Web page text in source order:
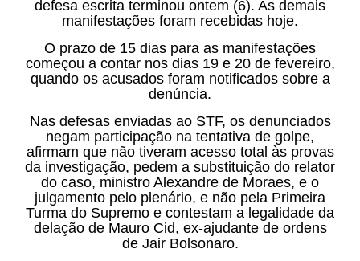
defesa escrita terminou ontem (6). As demais
manifestações foram recebidas hoje.
O prazo de 15 dias para as manifestações
começou a contar nos dias 19 e 20 de fevereiro,
quando os acusados foram notificados sobre a
denúncia.
Nas defesas enviadas ao STF, os denunciados
negam participação na tentativa de golpe,
afirmam que não tiveram acesso total às provas
da investigação, pedem a substituição do relator
do caso, ministro Alexandre de Moraes, e o
julgamento pelo plenário, e não pela Primeira
Turma do Supremo e contestam a legalidade da
delação de Mauro Cid, ex-ajudante de ordens
de Jair Bolsonaro.